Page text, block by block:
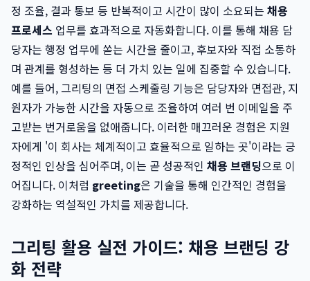
정 조율, 결과 통보 등 반복적이고 시간이 많이 소요되는 채용
프로세스 업무를 효과적으로 자동화합니다. 이를 통해 채용 담
당자는 행정 업무에 쏟는 시간을 줄이고, 후보자와 직접 소통하
며 관계를 형성하는 등 더 가치 있는 일에 집중할 수 있습니다.
예를 들어, 그리팅의 면접 스케줄링 기능은 담당자와 면접관, 지
원자가 가능한 시간을 자동으로 조율하여 여러 번 이메일을 주
고받는 번거로움을 없애줍니다. 이러한 매끄러운 경험은 지원
자에게 '이 회사는 체계적이고 효율적으로 일하는 곳'이라는 긍
정적인 인상을 심어주며, 이는 곧 성공적인 채용 브랜딩으로 이
어집니다. 이처럼 greeting은 기술을 통해 인간적인 경험을
강화하는 역설적인 가치를 제공합니다.
그리팅 활용 실전 가이드: 채용 브랜딩 강
화 전략